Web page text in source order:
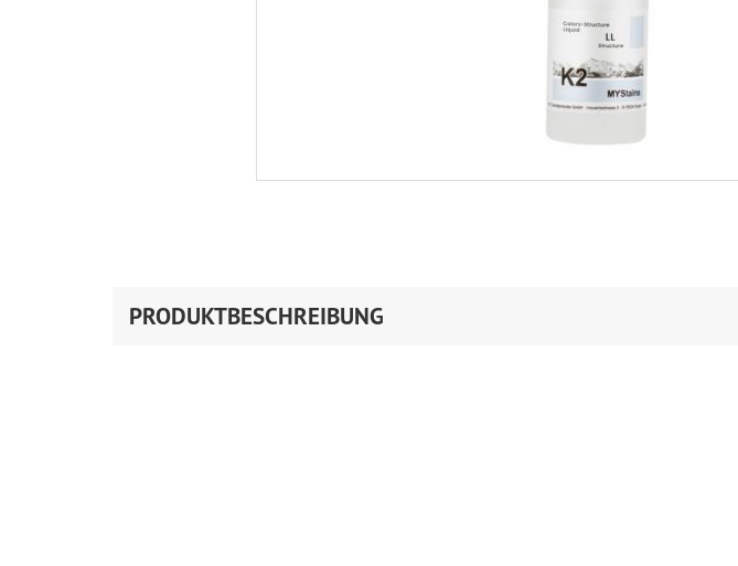
PRODUKTBESCHREIBUNG